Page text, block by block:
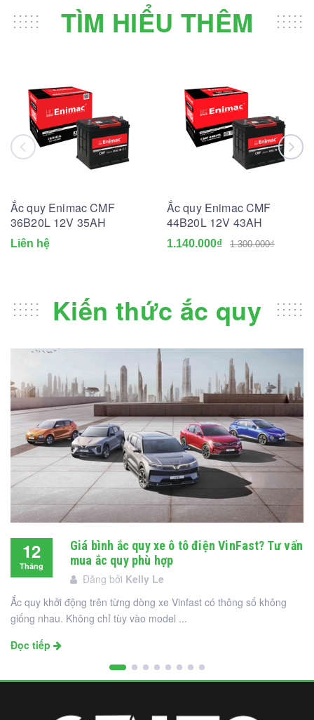
TÌM HIỂU THÊM
Ắc quy Enimac CMF
36B20L 12V 35AH
Liên hệ
Ắc quy Enimac CMF
44B20L 12V 43AH
1.140.000₫ 1.300.000₫
Kiến thức ắc quy
12
Tháng
Giá bình ắc quy xe ô tô điện VinFast? Tư vấn
mua ắc quy phù hợp
Đăng bởi Kelly Le
Ắc quy khởi động trên từng dòng xe Vinfast có thông số không
giống nhau. Không chỉ tùy vào model ...
Đọc tiếp